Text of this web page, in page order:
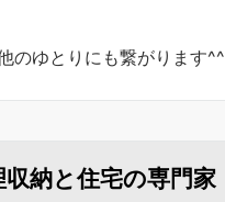
のゆとりにも繋がります^^
収納と住宅の専門家